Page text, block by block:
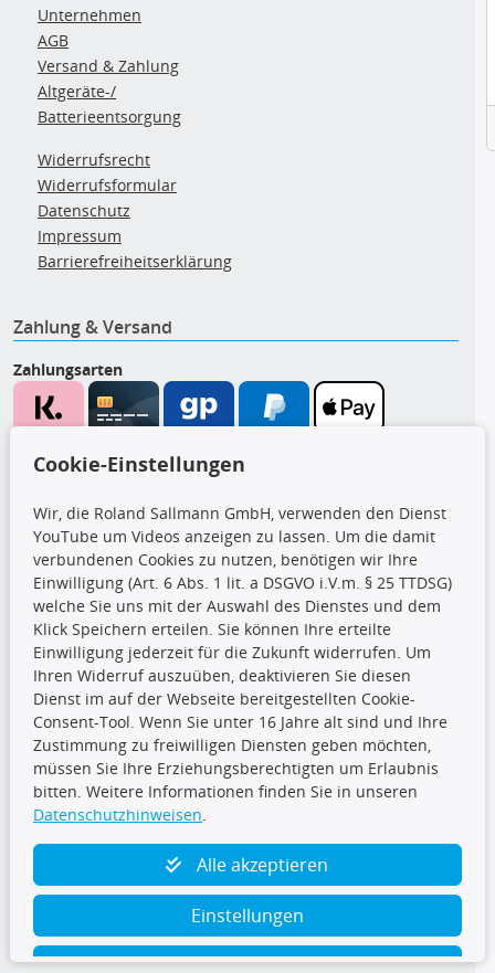
Unternehmen
AGB
Versand & Zahlung
Altgeräte-/
Batterieentsorgung
Widerrufsrecht
Widerrufsformular
Datenschutz
Impressum
Barrierefreiheitserklärung
Zahlung & Versand
Zahlungsarten
CARAT Gruppe
Folge uns
TecDoc Inside
Cookie-Einstellungen
Wir, die Roland Sallmann GmbH, verwenden den Dienst
YouTube um Videos anzeigen zu lassen. Um die damit
verbundenen Cookies zu nutzen, benötigen wir Ihre
Einwilligung (Art. 6 Abs. 1 lit. a DSGVO i.V.m. § 25 TTDSG)
welche Sie uns mit der Auswahl des Dienstes und dem
Klick Speichern erteilen. Sie können Ihre erteilte
Einwilligung jederzeit für die Zukunft widerrufen. Um
Ihren Widerruf auszuüben, deaktivieren Sie diesen
Dienst im auf der Webseite bereitgestellten Cookie-
Consent-Tool. Wenn Sie unter 16 Jahre alt sind und Ihre
Zustimmung zu freiwilligen Diensten geben möchten,
müssen Sie Ihre Erziehungsberechtigten um Erlaubnis
bitten. Weitere Informationen finden Sie in unseren
Datenschutzhinweisen.
Alle akzeptieren
Einstellungen
Ablehnen